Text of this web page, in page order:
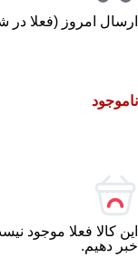
ارسال امروز (فعلا در
ناموجود
این کالا فعلا موجود
خبر دهیم.